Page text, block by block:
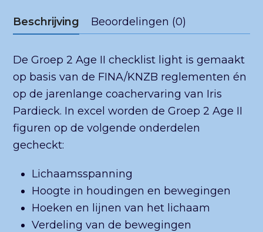
Beschrijving Beoordelingen (0)
De Groep 2 Age II checklist light is gemaakt
op basis van de FINA/KNZB reglementen én
op de jarenlange coachervaring van Iris
Pardieck. In excel worden de Groep 2 Age II
figuren op de volgende onderdelen
gecheckt:
Lichaamsspanning
Hoogte in houdingen en bewegingen
Hoeken en lijnen van het lichaam
Verdeling van de bewegingen